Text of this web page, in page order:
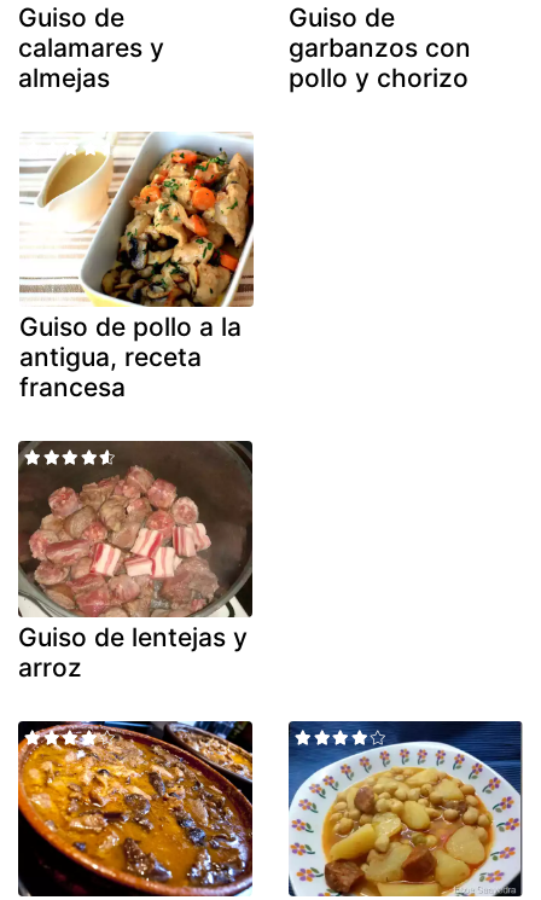
Guiso de
calamares y
almejas
Guiso de
garbanzos con
pollo y chorizo
Guiso de pollo a la
antigua, receta
francesa
Guiso de lentejas y
arroz